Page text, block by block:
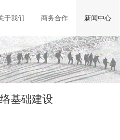
于我们 商务合作 新闻中心
基础建设